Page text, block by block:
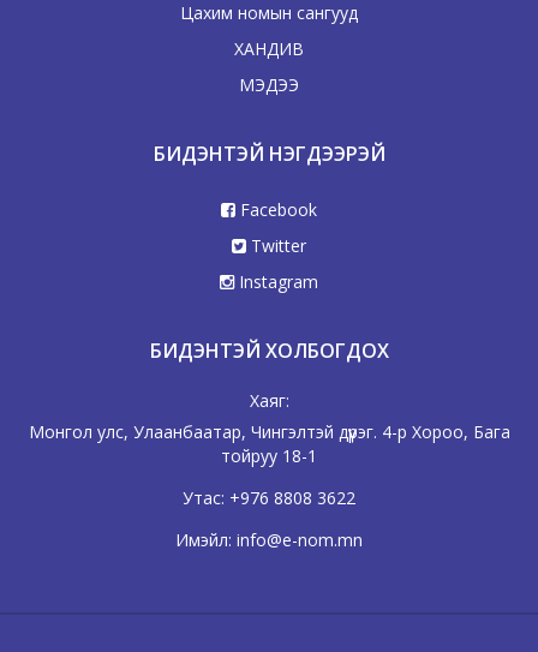
Цахим номын сангууд
ХАНДИВ
МЭДЭЭ
БИДЭНТЭЙ НЭГДЭЭРЭЙ
Facebook
Twitter
Instagram
БИДЭНТЭЙ ХОЛБОГДОХ
Хаяг:
Монгол улс, Улаанбаатар, Чингэлтэй дүүрэг. 4-р Хороо, Бага
тойруу 18-1
Утас: +976 8808 3622
Имэйл: info@e-nom.mn